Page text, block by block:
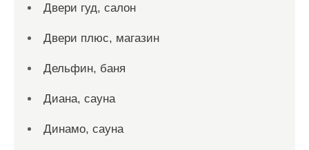
Двери гуд, салон
Двери плюс, магазин
Дельфин, баня
Диана, сауна
Динамо, сауна